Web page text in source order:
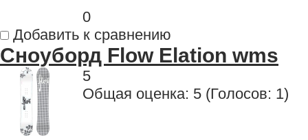
0
Добавить к сравнению
Сноуборд Flow Elation wms
5
Общая оценка: 5 (Голосов: 1)